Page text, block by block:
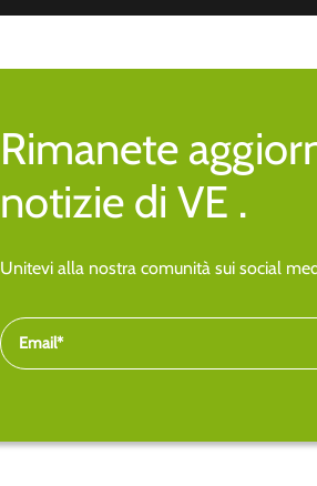
Rimanete
notizie di VE .
Unitevi alla nostra comunità sui social